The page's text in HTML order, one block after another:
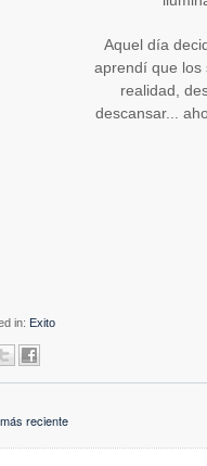
Aquel día
aprendí que los
realidad,
descansar...
in: Exito
reciente